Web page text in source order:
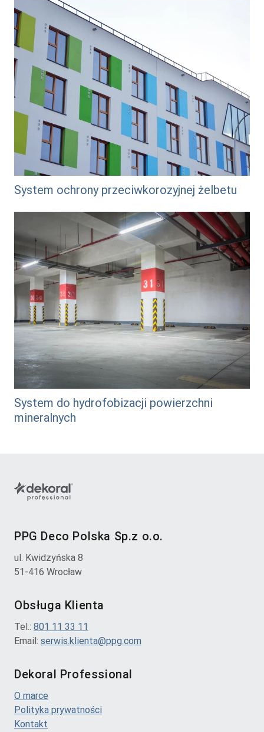
System ochrony przeciwkorozyjnej żelbetu
/system-do-ochrony-przeciwkorozyjnej-zelbetu
System do hydrofobizacji powierzchni
mineralnych
/system-do-hydrofobizacji-powierzchni-mineralnych
PPG Deco Polska Sp.z o.o.
ul. Kwidzyńska 8
51-416 Wrocław
Obsługa Klienta
Tel.: 801 11 33 11
Email: serwis.klienta@ppg.com
Dekoral Professional
O marce
Polityka prywatności
Kontakt